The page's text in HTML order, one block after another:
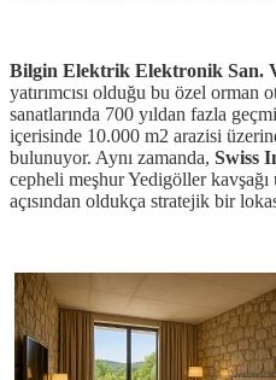
Bilgin Elektrik Elektronik San.
yatırımcısı olduğu bu özel
sanatlarında 700 yıldan fazla
içerisinde 10.000 m2 arazisi
bulunuyor. Aynı zamanda, Swiss
cepheli meşhur Yedigöller
açısından oldukça stratejik bir